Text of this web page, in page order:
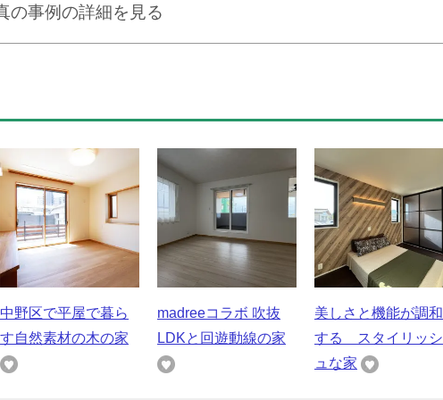
の事例の詳細を見る
中野区で平屋で暮ら
す自然素材の木の家
madreeコラボ 吹抜
LDKと回遊動線の家
美しさと機能が調和
する スタイリッシ
ュな家